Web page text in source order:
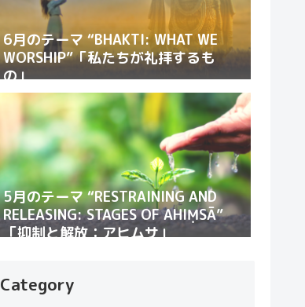
6月のテーマ “BHAKTI: WHAT WE
WORSHIP”「私たちが礼拝するも
の」
5月のテーマ “RESTRAINING AND
RELEASING: STAGES OF AHIṂSĀ”
「抑制と解放：アヒムサ」
Category